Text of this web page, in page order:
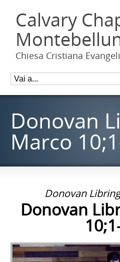
Calvary
Chiesa Cristiana
Donovan
Marco
Donovan
Donovan